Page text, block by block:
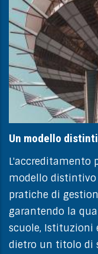
Un modello
L'accreditamento
modello
pratiche di
garantendo la
scuole, Istituzioni
dietro un titolo di